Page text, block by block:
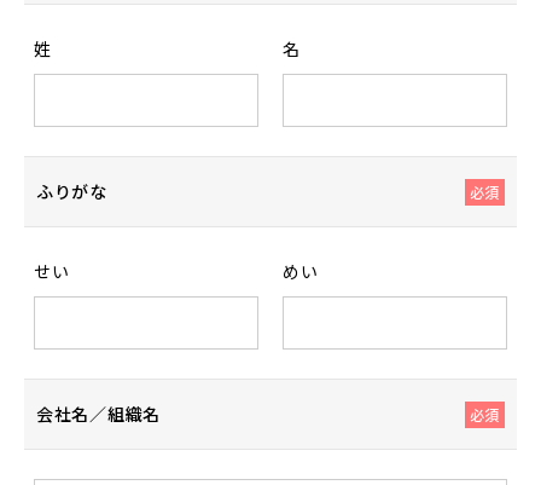
姓 名
必須
ふりがな
せい めい
必須
会社名／組織名